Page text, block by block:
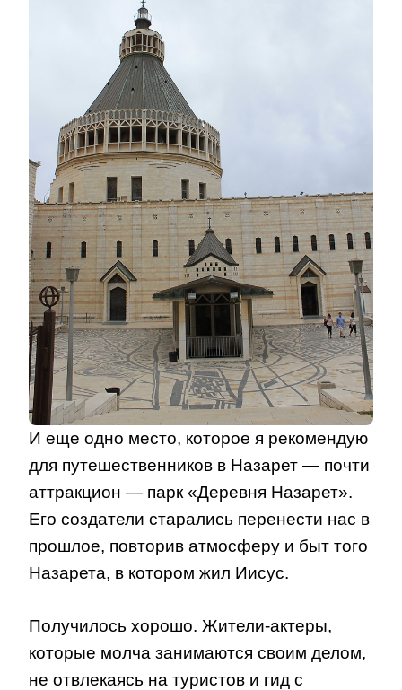
И еще одно место, которое я рекомендую
для путешественников в Назарет — почти
аттракцион — парк «Деревня Назарет».
Его создатели старались перенести нас в
прошлое, повторив атмосферу и быт того
Назарета, в котором жил Иисус.
Получилось хорошо. Жители-актеры,
которые молча занимаются своим делом,
не отвлекаясь на туристов и гид с